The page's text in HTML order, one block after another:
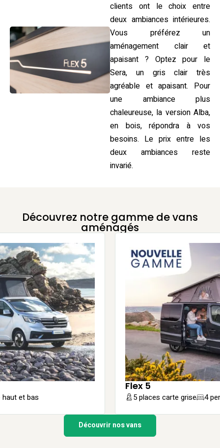
clients ont le choix entre
deux ambiances intérieures.
Vous préférez un
aménagement clair et
apaisant ? Optez pour le
Sera, un gris clair très
agréable et apaisant. Pour
une ambiance plus
chaleureuse, la version Alba,
en bois, répondra à vos
besoins. Le prix entre les
deux ambiances reste
invarié.
Découvrez notre gamme de vans
aménagés
et bas
Flex 5
5 places carte grise 4
Découvrir nos vans